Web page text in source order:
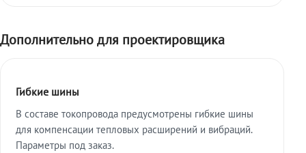
Дополнительно для проектировщика
Гибкие шины
В составе токопровода предусмотрены гибкие шины
для компенсации тепловых расширений и вибраций.
Параметры под заказ.